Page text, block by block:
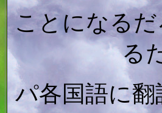
ことになる
る
パ各国語に